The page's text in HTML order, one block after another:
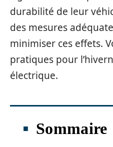
durabilité de leur
des mesures
minimiser ces effets.
pratiques pour
électrique.
Sommaire